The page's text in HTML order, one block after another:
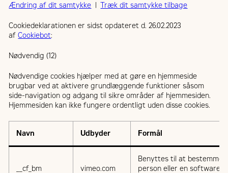
Ændring af dit samtykke |Træk dit samtykke tilbage
Cookiedeklarationen er sidst opdateret d. 26.02.2023
afCookiebot:
Nødvendig (12)
Nødvendige cookies hjælper med at gøre en hjemmeside
brugbar ved at aktivere grundlæggende funktioner såsom
side-navigation og adgang til sikre områder af hjemmesiden.
Hjemmesiden kan ikke fungere ordentligt uden disse cookies.
Navn Udbyder Formål
__cf_bm vimeo.com
Benyttes til at bestemme,
person eller en software-